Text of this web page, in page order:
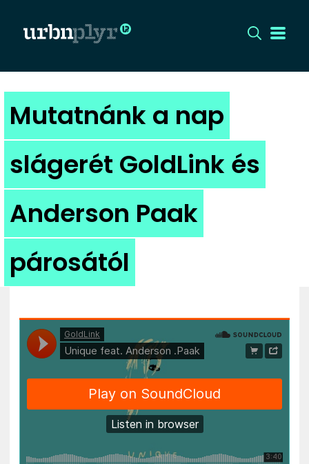
CÍMLAP
DIZÁJN
DIVAT
HIP
KULT
UTCA
ZENE
MÉDIAAJÁNLAT
IMPRESSZUM
ADATKEZELÉSI TÁJÉKOZTATÓ
Mutatnánk a nap
slágerét GoldLink és
Anderson Paak
párosától